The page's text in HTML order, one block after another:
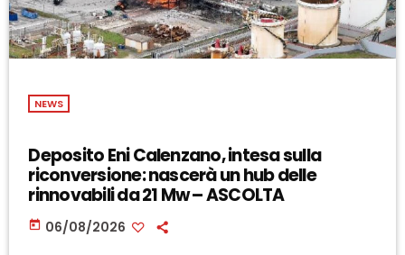
NEWS
Deposito Eni Calenzano, intesa sulla
riconversione: nascerà un hub delle
rinnovabili da 21 Mw – ASCOLTA
today 06/08/2026